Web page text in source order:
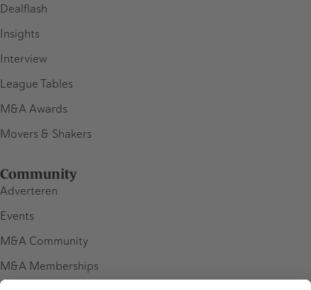
Dealflash
Insights
Interview
League Tables
M&A Awards
Movers & Shakers
Community
Adverteren
Events
M&A Community
M&A Memberships